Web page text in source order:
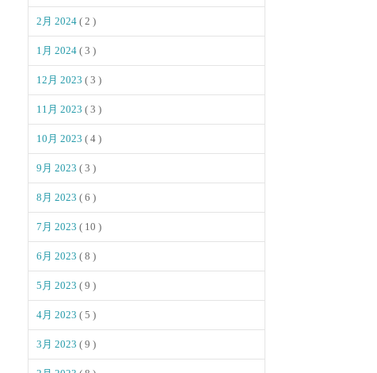
2月 2024 ( 2 )
1月 2024 ( 3 )
12月 2023 ( 3 )
11月 2023 ( 3 )
10月 2023 ( 4 )
9月 2023 ( 3 )
8月 2023 ( 6 )
7月 2023 ( 10 )
6月 2023 ( 8 )
5月 2023 ( 9 )
4月 2023 ( 5 )
3月 2023 ( 9 )